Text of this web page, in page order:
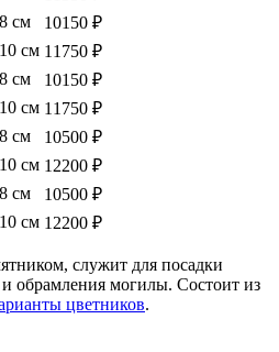
см
10150 ₽
см 11750 ₽
см
10150 ₽
см 11750 ₽
см
10500 ₽
см 12200 ₽
см
10500 ₽
см 12200 ₽
служит для посадки
обрамления могилы. Состоит из
цветников.